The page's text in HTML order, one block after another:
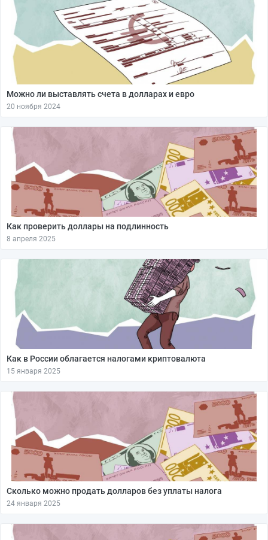
Можно ли выставлять счета в долларах и евро
20 ноября 2024
Как проверить доллары на подлинность
8 апреля 2025
Как в России облагается налогами криптовалюта
15 января 2025
Сколько можно продать долларов без уплаты налога
24 января 2025